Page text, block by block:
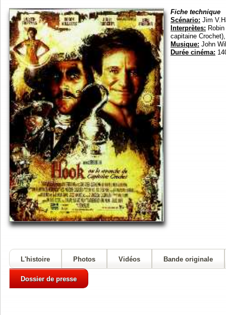
Fiche technique
Scénario: Jim
Interprètes:
capitaine
Musique: John
Durée cinéma:
L'histoire Photos Vidéos Bande originale
Dossier de presse